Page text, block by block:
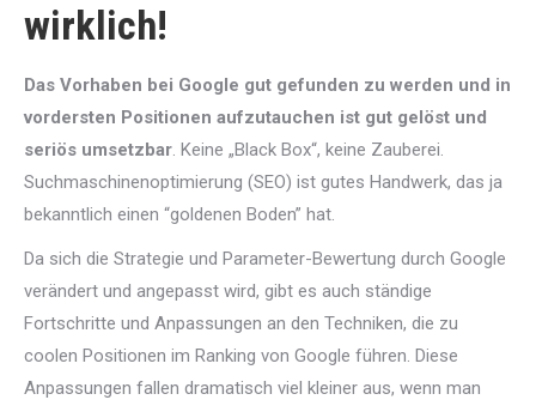
wirklich!
Das Vorhaben bei Google gut gefunden zu werden und in
vordersten Positionen aufzutauchen ist gut gelöst und
seriös umsetzbar. Keine „Black Box“, keine Zauberei.
Suchmaschinenoptimierung (SEO) ist gutes Handwerk, das ja
bekanntlich einen “goldenen Boden” hat.
Da sich die Strategie und Parameter-Bewertung durch Google
verändert und angepasst wird, gibt es auch ständige
Fortschritte und Anpassungen an den Techniken, die zu
coolen Positionen im Ranking von Google führen. Diese
Anpassungen fallen dramatisch viel kleiner aus, wenn man